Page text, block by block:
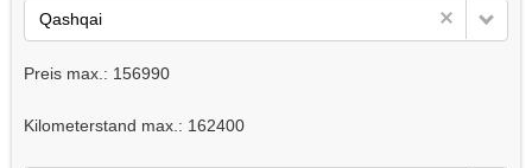
Qashqai
Preis max.: 156990
Kilometerstand max.: 162400